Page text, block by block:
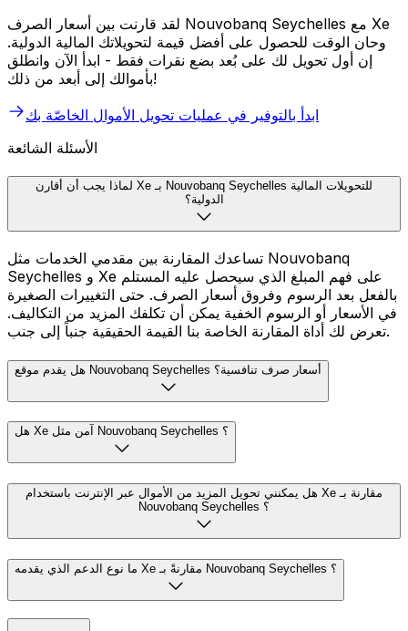
لقد قارنت بين أسعار الصرف Nouvobanq Seychelles مع Xe
وحان الوقت للحصول على أفضل قيمة لتحويلاتك المالية الدولية.
إن أول تحويل لك على بُعد بضع نقرات فقط - ابدأ الآن وانطلق
بأموالك إلى أبعد من ذلك!
ابدأ بالتوفير في عمليات تحويل الأموال الخاصّة بك
الأسئلة الشائعة
لماذا يجب أن أقارن Xe بـ Nouvobanq Seychelles للتحويلات المالية
الدولية؟
تساعدك المقارنة بين مقدمي الخدمات مثل Nouvobanq
Seychelles و Xe على فهم المبلغ الذي سيحصل عليه المستلم
بالفعل بعد الرسوم وفروق أسعار الصرف. حتى التغييرات الصغيرة
في الأسعار أو الرسوم الخفية يمكن أن تكلفك المزيد من التكاليف.
تعرض لك أداة المقارنة الخاصة بنا القيمة الحقيقية جنباً إلى جنب.
هل يقدم موقع Nouvobanq Seychelles أسعار صرف تنافسية؟
هل Xe آمن مثل Nouvobanq Seychelles ؟
هل يمكنني تحويل المزيد من الأموال عبر الإنترنت باستخدام Xe مقارنة بـ
Nouvobanq Seychelles ؟
ما نوع الدعم الذي يقدمه Xe مقارنةً بـ Nouvobanq Seychelles ؟